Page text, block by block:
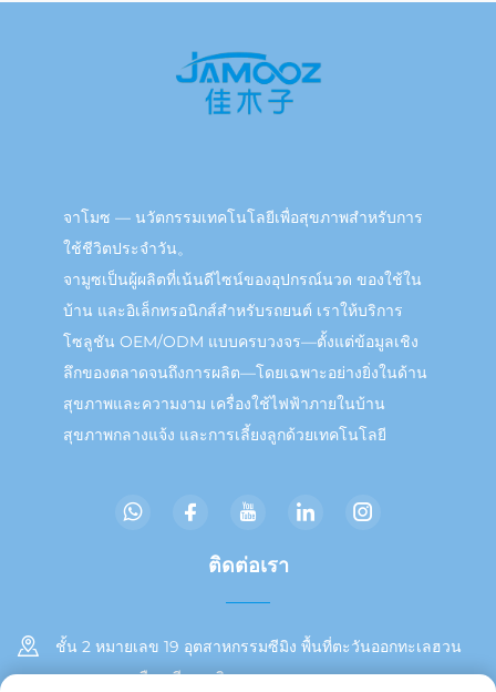
จาโมซ — นวัตกรรมเทคโนโลยีเพื่อสุขภาพสำหรับการ
ใช้ชีวิตประจำวัน。
จามูซเป็นผู้ผลิตที่เน้นดีไซน์ของอุปกรณ์นวด ของใช้ใน
บ้าน และอิเล็กทรอนิกส์สำหรับรถยนต์ เราให้บริการ
โซลูชัน OEM/ODM แบบครบวงจร—ตั้งแต่ข้อมูลเชิง
ลึกของตลาดจนถึงการผลิต—โดยเฉพาะอย่างยิ่งในด้าน
สุขภาพและความงาม เครื่องใช้ไฟฟ้าภายในบ้าน
สุขภาพกลางแจ้ง และการเลี้ยงลูกด้วยเทคโนโลยี
ติดต่อเรา
ชั้น 2 หมายเลข 19 อุตสาหกรรมซีมิง พื้นที่ตะวันออกทะเลฮวน
เขตตงอาน เมืองเซียะเหมิน